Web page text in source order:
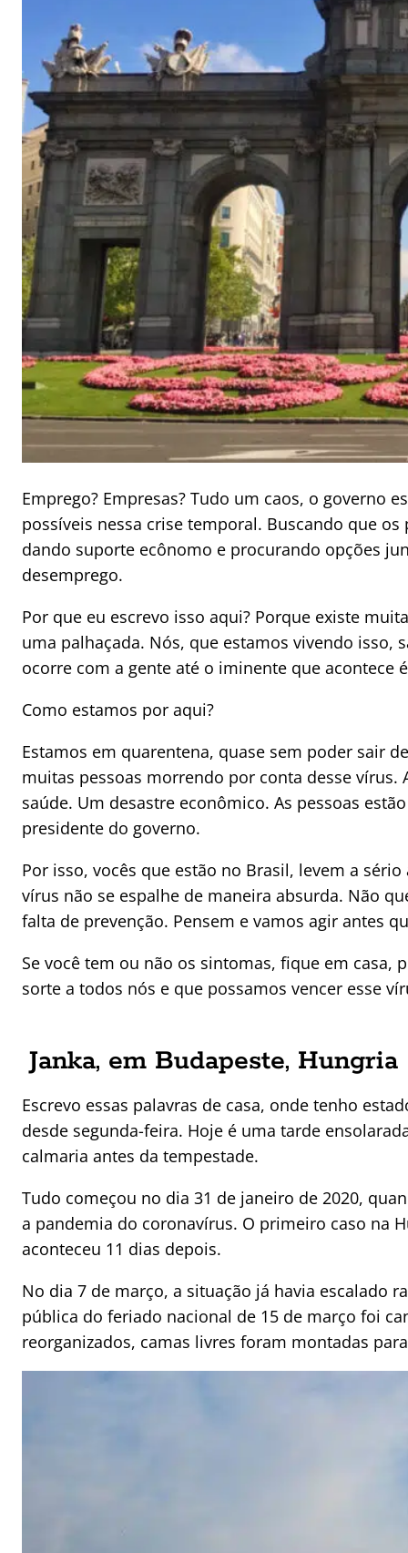
Emprego? Empresas? Tudo um caos, o governo
possíveis nessa crise temporal. Buscando que
dando suporte ecônomo e procurando opções
desemprego.
Por que eu escrevo isso aqui? Porque existe
uma palhaçada. Nós, que estamos vivendo isso,
ocorre com a gente até o iminente que acontece
Como estamos por aqui?
Estamos em quarentena, quase sem poder sair
muitas pessoas morrendo por conta desse vírus.
saúde. Um desastre econômico. As pessoas
presidente do governo.
Por isso, vocês que estão no Brasil, levem a
vírus não se espalhe de maneira absurda. Não
falta de prevenção. Pensem e vamos agir antes
Se você tem ou não os sintomas, fique em casa,
sorte a todos nós e que possamos vencer esse
Janka, em Budapeste, Hungria
Escrevo essas palavras de casa, onde tenho
desde segunda-feira. Hoje é uma tarde
calmaria antes da tempestade.
Tudo começou no dia 31 de janeiro de 2020,
a pandemia do coronavírus. O primeiro caso na
aconteceu 11 dias depois.
No dia 7 de março, a situação já havia escalado
pública do feriado nacional de 15 de março foi
reorganizados, camas livres foram montadas